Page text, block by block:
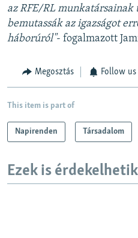
az RFE/RL
bemutassák az igazságot
háborúról"- fogalmazott
Megosztás Follow us
This item is part of
Napirenden Társadalom
Ezek is